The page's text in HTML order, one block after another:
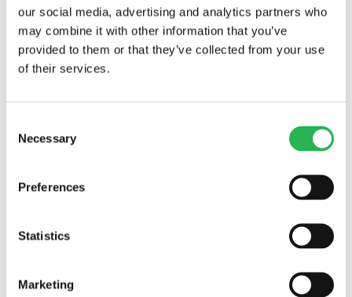
our social media, advertising and analytics partners who
may combine it with other information that you’ve
provided to them or that they’ve collected from your use
of their services.
Selection
Necessary
Preferences
Statistics
Marketing